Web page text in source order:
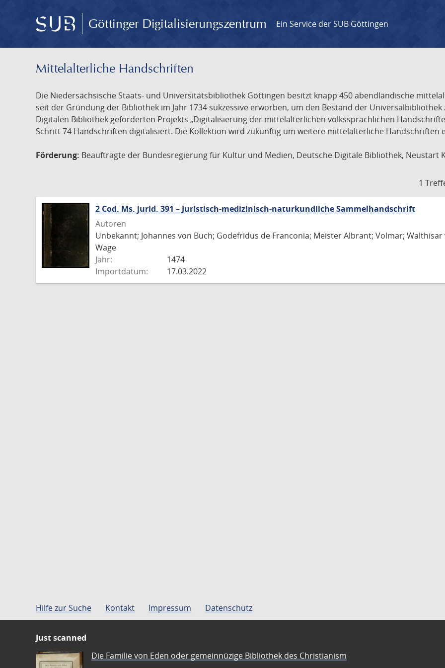
Göttinger Digitalisierungszentrum Ein Service der SUB Göttingen
Mittelalterliche Handschriften
Die Niedersächsische Staats- und Universitätsbibliothek Göttingen besitzt knapp 450 abendländische
seit der Gründung der Bibliothek im Jahr 1734 sukzessive erworben, um den Bestand der
Digitalen Bibliothek geförderten Projekts „Digitalisierung der mittelalterlichen volkssprachlichen
Schritt 74 Handschriften digitalisiert. Die Kollektion wird zukünftig um weitere mittelalterliche Handschriften
Förderung: Beauftragte der Bundesregierung für Kultur und Medien, Deutsche Digitale Bibliothek, Neustart
1
2 Cod. Ms. jurid. 391 – Juristisch-medizinisch-naturkundliche Sammelhandschrift
Autoren
Unbekannt; Johannes von Buch; Godefridus de Franconia; Meister Albrant; Volmar;
Wage
Jahr:
1474
Importdatum:
17.03.2022
Hilfe zur Suche Kontakt Impressum Datenschutz
Just scanned
Die Familie von Eden oder gemeinnüzige Bibliothek des Christianism